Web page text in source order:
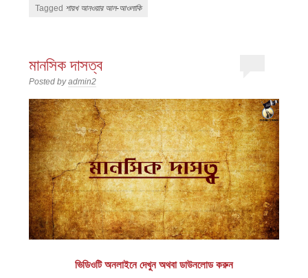
Tagged শায়খ আনওয়ার আল-আওলাকি
মানসিক দাসত্ব
Posted byadmin2
ভিডিওটি অনলাইনে দেখুন অথবা ডাউনলোড করুন